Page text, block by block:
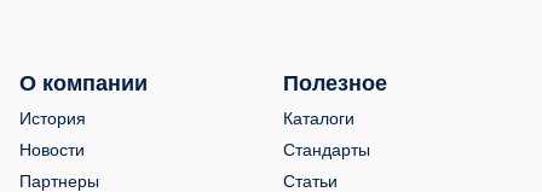
О компании
История
Новости
Партнеры
Полезное
Каталоги
Стандарты
Статьи